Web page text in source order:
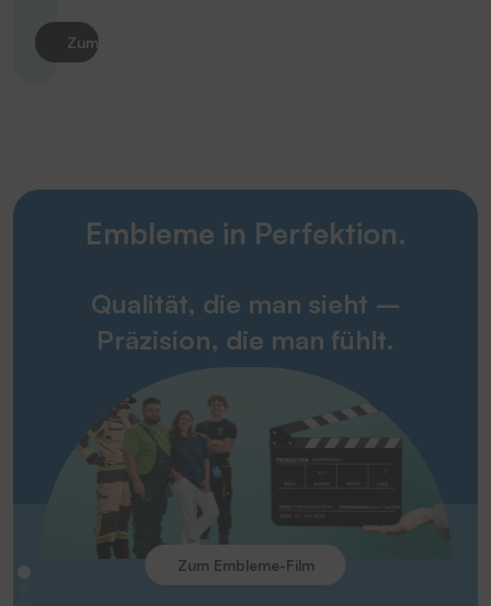
Zum Produkt
Embleme in Perfektion.
Qualität, die man sieht –
Präzision, die man fühlt.
Zum Embleme-Film